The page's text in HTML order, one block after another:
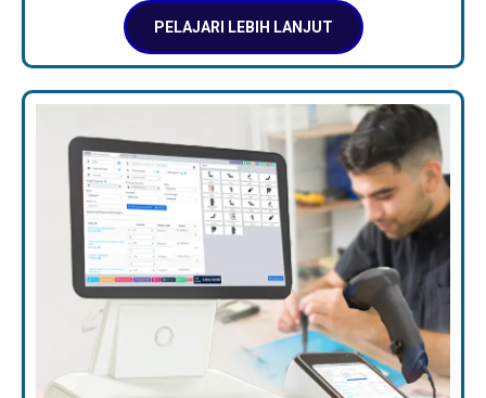
PELAJARI LEBIH LANJUT